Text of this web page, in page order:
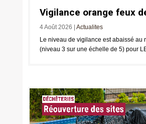
Vigilance orange feux
4 Août 2026
Actualites
Le niveau de vigilance est abaissé au
(niveau 3 sur une échelle de 5) pour